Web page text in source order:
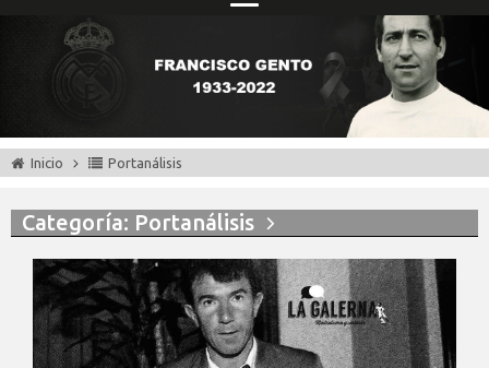
Inicio Portanálisis
Categoría: Portanálisis